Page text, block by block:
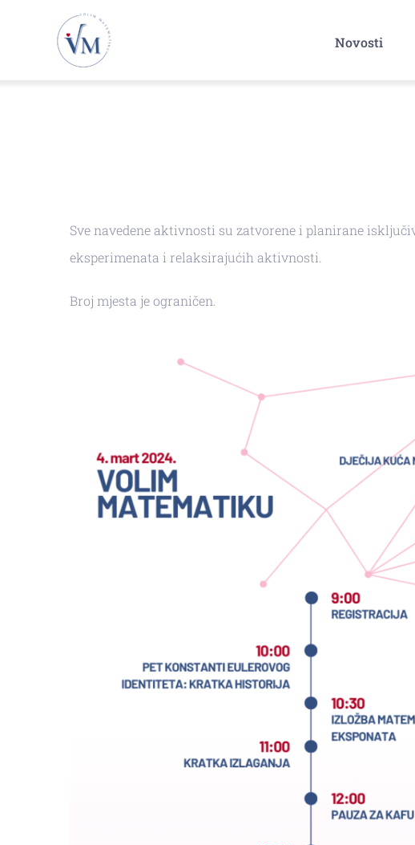
Novosti
Sve navedene aktivnosti su zatvorene i planirane
eksperimenata i relaksirajućih aktivnosti.
Broj mjesta je ograničen.